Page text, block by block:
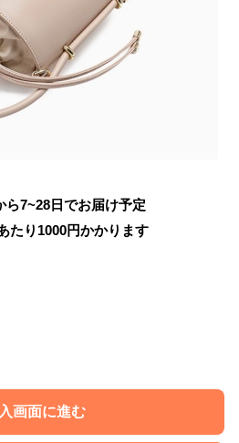
ら7~28日でお届け予定
たり 1000円かかります
画面に進む